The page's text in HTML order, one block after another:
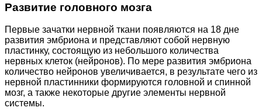
Развитие головного мозга
Первые зачатки нервной ткани появляются на 18 дне
развития эмбриона и представляют собой нервную
пластинку, состоящую из небольшого количества
нервных клеток (нейронов). По мере развития эмбриона
количество нейронов увеличивается, в результате чего из
нервной пластинники формируются головной и спинной
мозг, а также некоторые другие элементы нервной
системы.